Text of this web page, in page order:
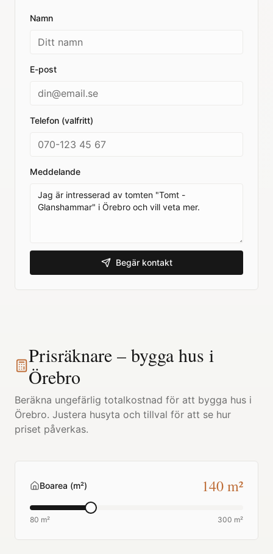
Namn
E-post
Telefon (valfritt)
Meddelande
Begär kontakt
Prisräknare – bygga hus i
Örebro
Beräkna ungefärlig totalkostnad för att bygga hus i
Örebro. Justera husyta och tillval för att se hur
priset påverkas.
Boarea (m²) 140m²
80 m² 300 m²